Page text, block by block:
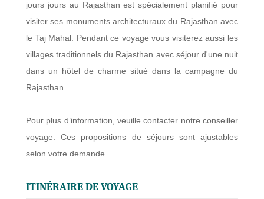
jours jours au Rajasthan est spécialement planifié pour
visiter ses monuments architecturaux du Rajasthan avec
le Taj Mahal. Pendant ce voyage vous visiterez aussi les
villages traditionnels du Rajasthan avec séjour d'une nuit
dans un hôtel de charme situé dans la campagne du
Rajasthan.
Pour plus d’information, veuille contacter notre conseiller
voyage. Ces propositions de séjours sont ajustables
selon votre demande.
ITINÉRAIRE DE VOYAGE